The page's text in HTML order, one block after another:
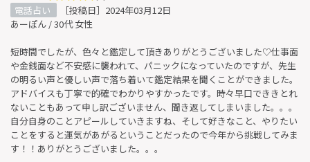
電話占い
［投稿日］2024年03月12日
あーぽん / 30代 女性
短時間でしたが、色々と鑑定して頂きありがとうございました♡仕事面
や金銭面など不安感に襲われて、パニックになっていたのですが、先生
の明るい声と優しい声で落ち着いて鑑定結果を聞くことができました。
アドバイスも丁寧で的確でわかりやすかったです。時々早口でききとれ
ないこともあって申し訳ございません、聞き返してしまいました。。。
自分自身のことアピールしていきますね、そして好きなこと、やりたい
ことをすると運気があがるということだったので今年から挑戦してみま
す！！ありがとうございました。。。